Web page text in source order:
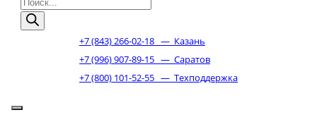
+7 (843) 266-02-18 — Казань
+7 (996) 907-89-15 — Саратов
+7 (800) 101-52-55 — Техподдержка